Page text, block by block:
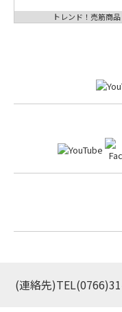
トレンド！売筋商
(連絡先)TEL